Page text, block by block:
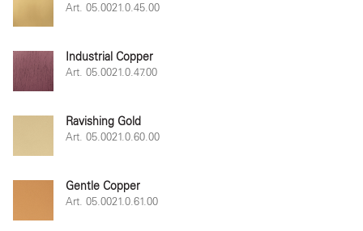
Art. 05.0021.0.45.00
Industrial Copper
Art. 05.0021.0.47.00
Ravishing Gold
Art. 05.0021.0.60.00
Gentle Copper
Art. 05.0021.0.61.00